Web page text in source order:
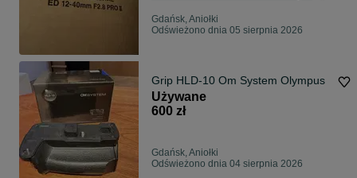
Gdańsk, Aniołki
Odświeżono dnia 05 sierpnia 2026
Grip HLD-10 Om System Olympus
Używane
600 zł
Gdańsk, Aniołki
Odświeżono dnia 04 sierpnia 2026